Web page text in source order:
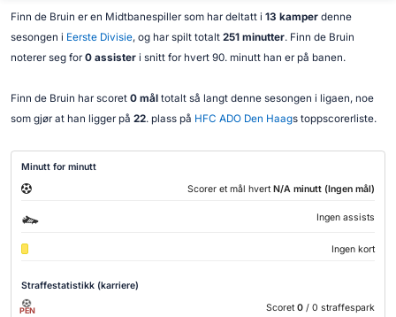
Finn de Bruin er en Midtbanespiller som har deltatt i 13 kamperdenne
sesongen i Eerste Divisie, og har spilt totalt 251 minutter. Finn de Bruin
noterer seg for 0 assisteri snitt for hvert 90. minutt han er på banen.
Finn de Bruin har scoret 0 måltotalt så langt denne sesongen i ligaen, noe
som gjør at han ligger på 22. plass på HFC ADO Den Haags toppscorerliste.
Minutt for minutt
Scorer et mål hvertN/A minutt (Ingen mål)
Ingen assists
Ingen kort
Straffestatistikk (karriere)
PEN Scoret 0 / 0 straffespark